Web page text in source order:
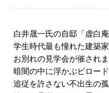
白井晟一氏の自邸「虚白
学生時代最も憧れた建築家
お別れの見学会が催されま
暗闇の中に浮かぶビロー
追従を許さない不出生の